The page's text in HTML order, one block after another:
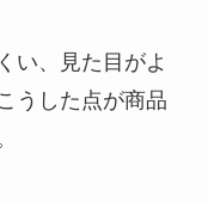
い、見た目がよ
うした点が商品